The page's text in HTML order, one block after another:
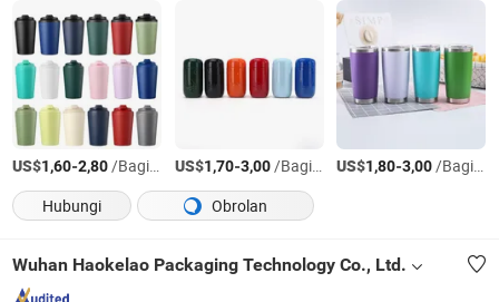
US$1,60-2,80/Bagian US$1,70-3,00/Bagian US$1,80-3,00/Bagian
Hubungi
Obrolan
Wuhan Haokelao Packaging Technology Co., Ltd.